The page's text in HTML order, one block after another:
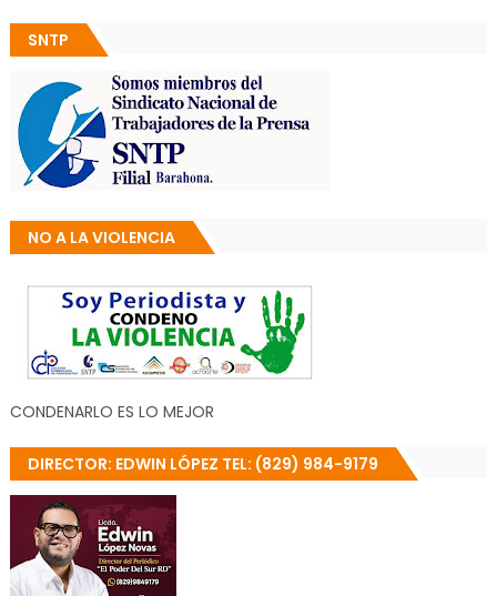
SNTP
NO A LA VIOLENCIA
CONDENARLO ES LO MEJOR
DIRECTOR: EDWIN LÓPEZ TEL: (829) 984-9179